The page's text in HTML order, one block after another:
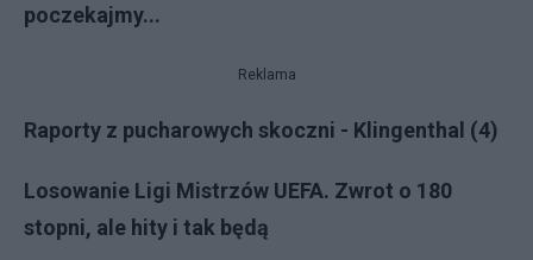
poczekajmy...
Reklama
Raporty z pucharowych skoczni - Klingenthal (4)
Losowanie Ligi Mistrzów UEFA. Zwrot o 180
stopni, ale hity i tak będą